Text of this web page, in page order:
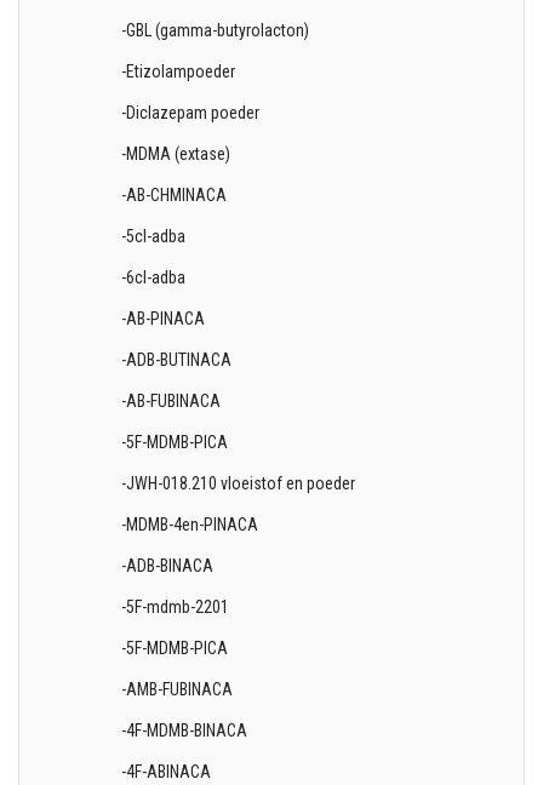
-GBL (gamma-butyrolacton)
-Etizolampoeder
-Diclazepam poeder
-MDMA (extase)
-AB-CHMINACA
-5cl-adba
-6cl-adba
-AB-PINACA
-ADB-BUTINACA
-AB-FUBINACA
-5F-MDMB-PICA
-JWH-018.210 vloeistof en poeder
-MDMB-4en-PINACA
-ADB-BINACA
-5F-mdmb-2201
-5F-MDMB-PICA
-AMB-FUBINACA
-4F-MDMB-BINACA
-4F-ABINACA